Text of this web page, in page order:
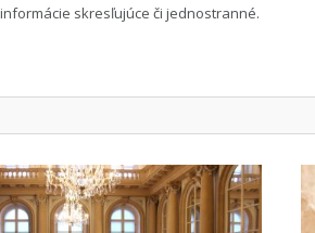
skresľujúce či jednostranné.